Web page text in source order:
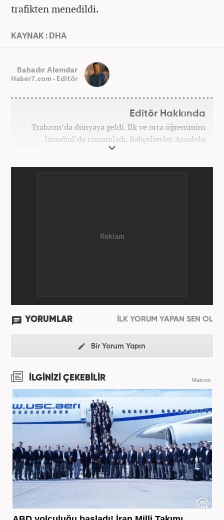
trafikten menedildi.
KAYNAK : DHA
Bahadır Alemdar
Haber7.com - Editör
Editör Hakkında
Trabzon’da dünyaya geldi. İlk ve orta öğrenimini
İstanbul’da tamamladı. Bahçelievler Anadolu
Ticaret Meslek Lisesinde ‘Web Programcılığı’
ve teknoloji kategorilerinde birçok haber ve
YORUMLAR İLK YORUM YAPAN SEN OL
Bir Yorum Yapın
İLGİNİZİ ÇEKEBİLİR Makroo